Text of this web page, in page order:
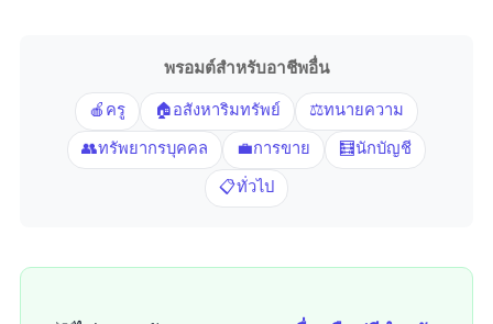
พรอมต์สำหรับอาชีพอื่น:
🍎 ครู 🏠 อสังหาริมทรัพย์ ⚖️ ทนายความ
👥 ทรัพยากรบุคคล 💼 การขาย 🧮 นักบัญชี
📋 ทั่วไป